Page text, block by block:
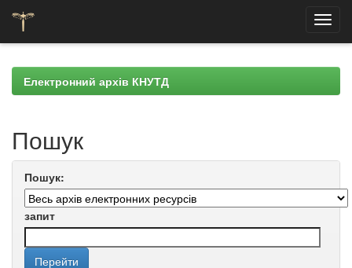
navigationЕлектронний архів КНУТД
Пошук
Пошук:
запит